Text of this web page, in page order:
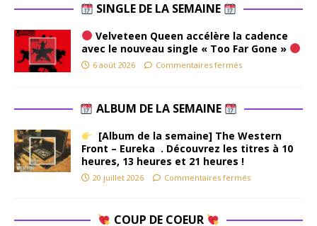
SINGLE DE LA SEMAINE
Velveteen Queen accélère la cadence
avec le nouveau single « Too Far Gone »
6 août 2026 Commentaires fermés
ALBUM DE LA SEMAINE
[Album de la semaine] The Western
Front – Eureka . Découvrez les titres à 10
heures, 13 heures et 21 heures !
20 juillet 2026 Commentaires fermés
COUP DE COEUR